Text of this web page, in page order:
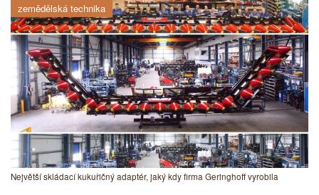
zemědělská technika
Největší skládací kukuřičný adaptér, jaký kdy firma Geringhoff vyrobila